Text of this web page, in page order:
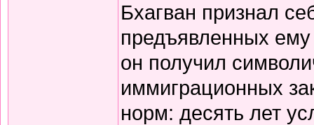
Бхагван признал
предъявленных
он получил
иммиграционных
норм: десять лет